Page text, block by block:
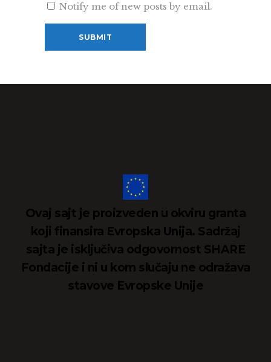
Notify me of new posts by email.
Ovaj sajt je proizveden u okviru granta
koji finansira Evropska Unija. Sadržaj
sajta je isključiva odgovornost SHARE
Fondacije i ni u kom slučaju ne odražava
stavove Evropske Unije